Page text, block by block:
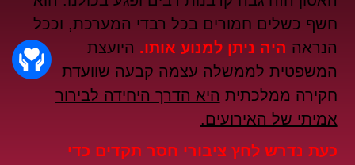
חשף כשלים חמורים בכל רבדי המערכת, וככל
הנראה היה ניתן למנוע אותו. היועצת
המשפטית לממשלה עצמה קבעה שוועדת
חקירה ממלכתית היא הדרך היחידה לבירור
אמיתי של האירועים.
כעת נדרש לחץ ציבורי חסר תקדים כדי